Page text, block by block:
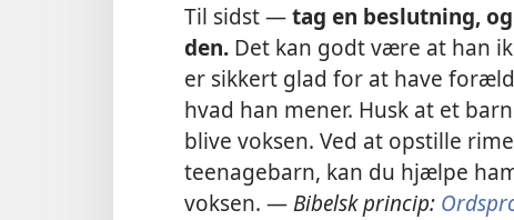
Til sidst —tag en beslutning,
den. Det kan godt være at han
er sikkert glad for at have
hvad han mener. Husk at et
blive voksen. Ved at opstille
teenagebarn, kan du hjælpe
voksen. —Bibelsk princip: